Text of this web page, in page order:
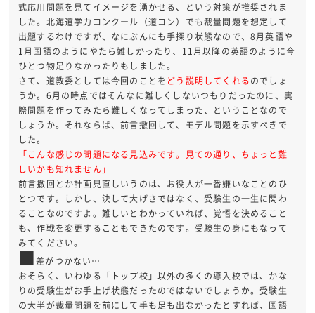
式応用問題を見てイメージを湧かせる、という対策が推奨されま
した。北海道学力コンクール（道コン）でも裁量問題を想定して
出題するわけですが、なにぶんにも手探り状態なので、8月英語や
1月国語のようにやたら難しかったり、11月以降の英語のように今
ひとつ物足りなかったりもしました。
さて、道教委としては今回のことを どう説明してくれるのでしょ
うか。6月の時点ではそんなに難しくしないつもりだったのに、実
際問題を作ってみたら難しくなってしまった、ということなので
しょうか。それならば、前言撤回して、モデル問題を示すべきで
した。
「こんな感じの問題になる見込みです。見ての通り、ちょっと難
しいかも知れません」
前言撤回とか計画見直しいうのは、お役人が一番嫌いなことのひ
とつです。しかし、決して大げさではなく、受験生の一生に関わ
ることなのですよ。難しいとわかっていれば、覚悟を決めること
も、作戦を変更することもできたのです。受験生の身にもなって
みてください。
■差がつかない…
おそらく、いわゆる「トップ校」以外の多くの導入校では、かな
りの受験生がお手上げ状態だったのではないでしょうか。受験生
の大半が裁量問題を前にして手も足も出なかったとすれば、国語